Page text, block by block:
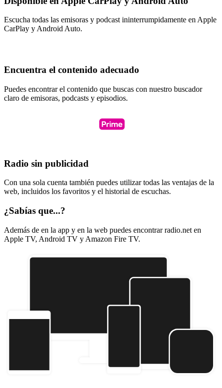
Escucha todas las emisoras y podcast ininterrumpidamente en Apple
CarPlay y Android Auto.
Encuentra el contenido adecuado
Puedes encontrar el contenido que buscas con nuestro buscador
claro de emisoras, podcasts y episodios.
Radio sin publicidad
Con una sola cuenta también puedes utilizar todas las ventajas de la
web, incluidos los favoritos y el historial de escuchas.
¿Sabías que...?
Además de en la app y en la web puedes encontrar radio.net en
Apple TV, Android TV y Amazon Fire TV.